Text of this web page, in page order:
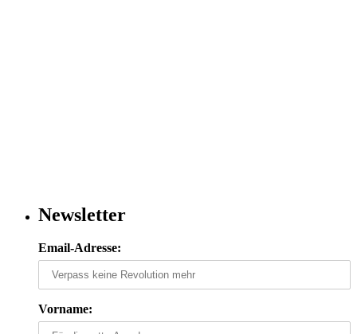
Newsletter
Email-Adresse:
Vorname: